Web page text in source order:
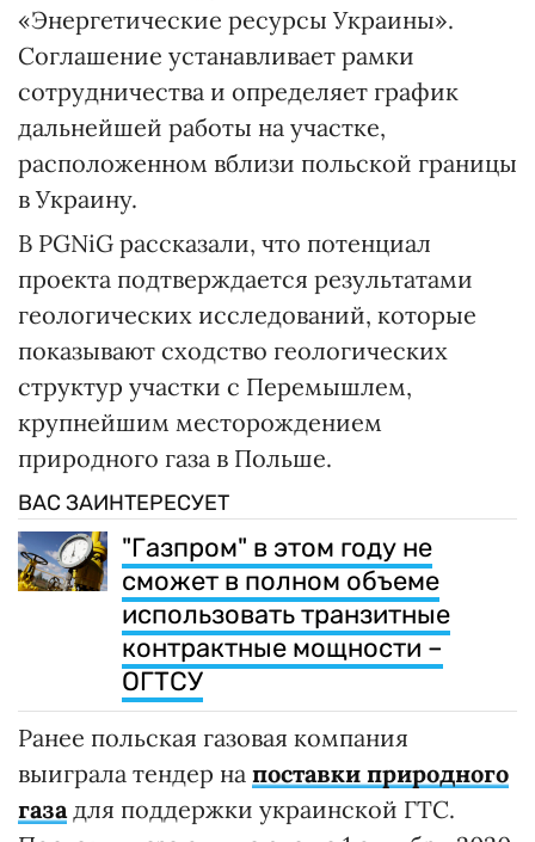
«Энергетические ресурсы Украины».
Соглашение устанавливает рамки
сотрудничества и определяет график
дальнейшей работы на участке,
расположенном вблизи польской границы
в Украину.
В PGNiG рассказали, что потенциал
проекта подтверждается результатами
геологических исследований, которые
показывают сходство геологических
структур участки с Перемышлем,
крупнейшим месторождением
природного газа в Польше.
ВАС ЗАИНТЕРЕСУЕТ
"Газпром" в этом году не
сможет в полном объеме
использовать транзитные
контрактные мощности –
ОГТСУ
Ранее польская газовая компания
выиграла тендер на поставки природного
газа для поддержки украинской ГТС.